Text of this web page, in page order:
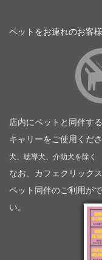
ペットをお連れのお客
店内にペットと同伴す
キャリーをご使用くだ
犬、聴導犬、介助犬を除く
なお、カフェクリック
ペット同伴のご利用が
い。